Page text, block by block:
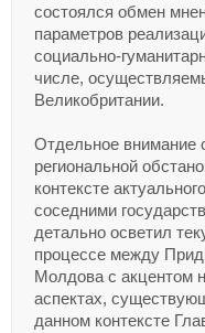
состоялся обмен
параметров
социально-
числе,
Великобритании.
Отдельное внимание
региональной
контексте
соседними
детально осветил
процессе между
Молдова с акцентом
аспектах,
данном контексте